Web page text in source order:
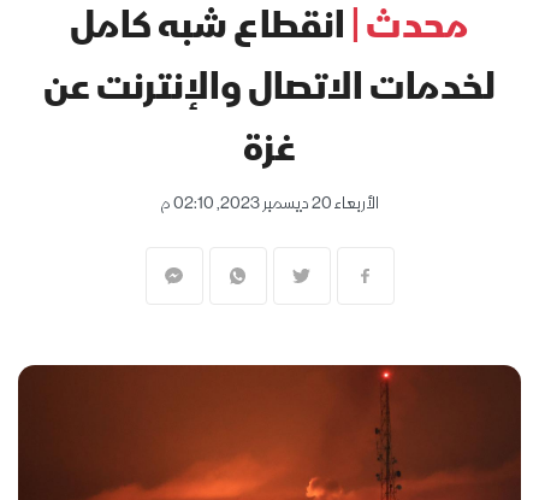
محدث |انقطاع شبه كامل
لخدمات الاتصال والإنترنت عن
غزة
الأربعاء 20 ديسمبر 2023, 02:10 م